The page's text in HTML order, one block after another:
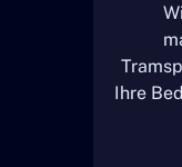
Ihre